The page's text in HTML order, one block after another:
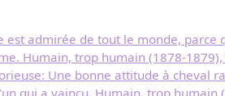
est admirée de tout le monde, parce
Humain, trop humain (1878-
Une bonne attitude à cheval
qui a vaincu. Humain, trop